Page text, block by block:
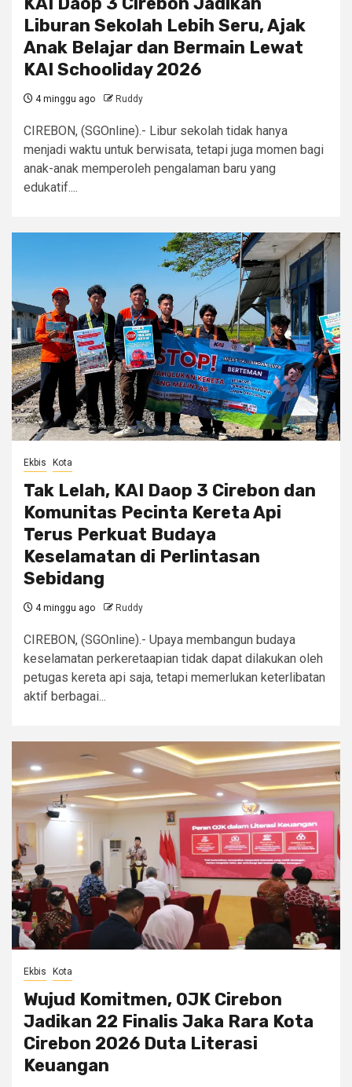
Liburan Sekolah Lebih Seru, Ajak
Anak Belajar dan Bermain Lewat
KAI Schooliday 2026
4 minggu ago Ruddy
CIREBON, (SGOnline).- Libur sekolah tidak hanya
menjadi waktu untuk berwisata, tetapi juga momen bagi
anak-anak memperoleh pengalaman baru yang
edukatif....
Ekbis Kota
Tak Lelah, KAI Daop 3 Cirebon dan
Komunitas Pecinta Kereta Api
Terus Perkuat Budaya
Keselamatan di Perlintasan
Sebidang
4 minggu ago Ruddy
CIREBON, (SGOnline).- Upaya membangun budaya
keselamatan perkeretaapian tidak dapat dilakukan oleh
petugas kereta api saja, tetapi memerlukan keterlibatan
aktif berbagai...
Ekbis Kota
Wujud Komitmen, OJK Cirebon
Jadikan 22 Finalis Jaka Rara Kota
Cirebon 2026 Duta Literasi
Keuangan